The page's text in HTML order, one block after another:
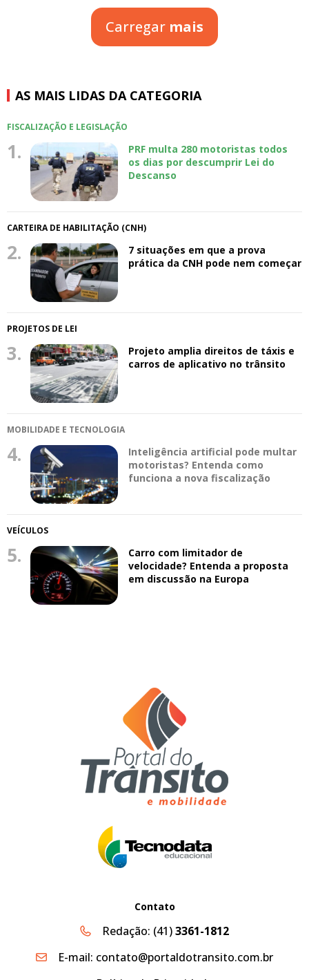
Carregar mais
AS MAIS LIDAS DA CATEGORIA
FISCALIZAÇÃO E LEGISLAÇÃO
1.
PRF multa 280 motoristas todos
os dias por descumprir Lei do
Descanso
CARTEIRA DE HABILITAÇÃO (CNH)
2.
7 situações em que a prova
prática da CNH pode nem começar
PROJETOS DE LEI
3.
Projeto amplia direitos de táxis e
carros de aplicativo no trânsito
MOBILIDADE E TECNOLOGIA
4.
Inteligência artificial pode multar
motoristas? Entenda como
funciona a nova fiscalização
VEÍCULOS
5.
Carro com limitador de
velocidade? Entenda a proposta
em discussão na Europa
Contato
Redação: (41)3361-1812
E-mail: contato@portaldotransito.com.br